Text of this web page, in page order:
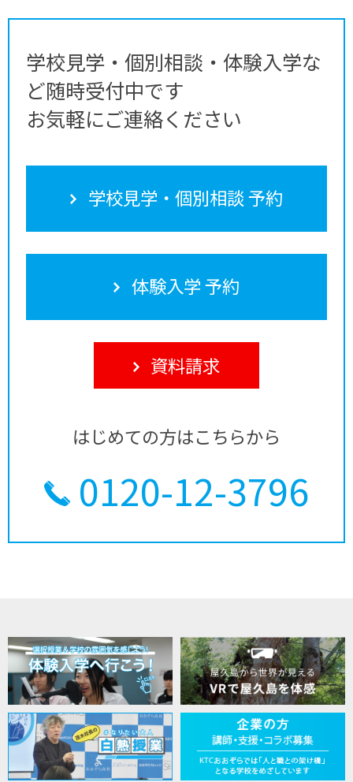
学校見学・個別相談・体験入学な
ど随時受付中です
お気軽にご連絡ください
学校見学・個別相談 予約
体験入学 予約
資料請求
はじめての方はこちらから
0120-12-3796